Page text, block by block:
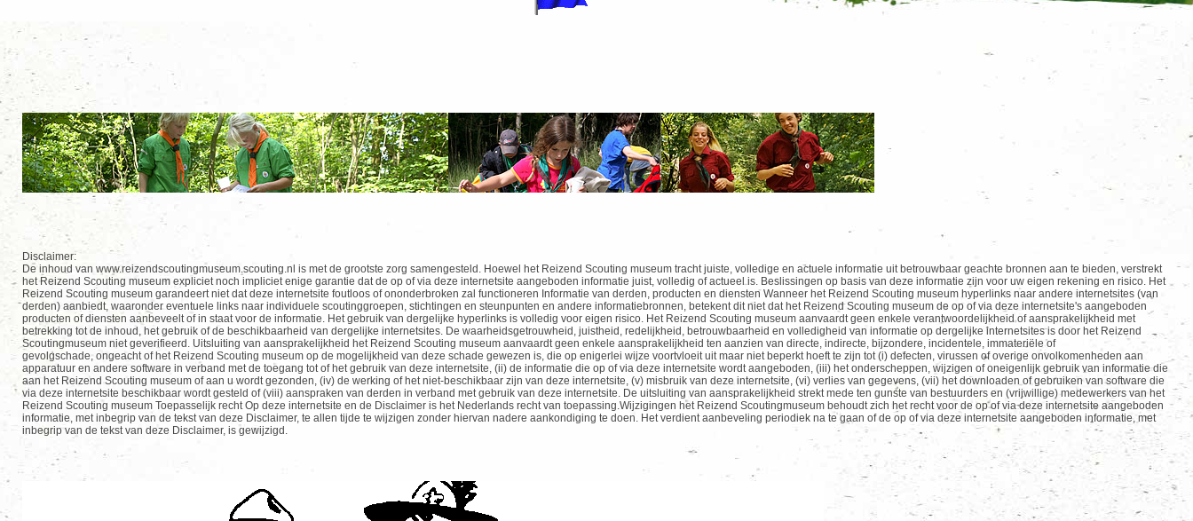
Disclaimer:
De inhoud van www.reizendscoutingmuseum.scouting.nl is met de grootste zorg samengesteld. Hoewel het Reizend Scouting museum tracht juiste, volledige en actuele informatie uit betrouwbaar geachte bronnen aan te bieden, verstrekt
het Reizend Scouting museum expliciet noch impliciet enige garantie dat de op of via deze internetsite aangeboden informatie juist, volledig of actueel is. Beslissingen op basis van deze informatie zijn voor uw eigen rekening en risico. Het
Reizend Scouting museum garandeert niet dat deze internetsite foutloos of ononderbroken zal functioneren Informatie van derden, producten en diensten Wanneer het Reizend Scouting museum hyperlinks naar andere internetsites (van
derden) aanbiedt, waaronder eventuele links naar individuele scoutinggroepen, stichtingen en steunpunten en andere informatiebronnen, betekent dit niet dat het Reizend Scouting museum de op of via deze internetsite's aangeboden
producten of diensten aanbeveelt of in staat voor de informatie. Het gebruik van dergelijke hyperlinks is volledig voor eigen risico. Het Reizend Scouting museum aanvaardt geen enkele verantwoordelijkheid of aansprakelijkheid met
betrekking tot de inhoud, het gebruik of de beschikbaarheid van dergelijke internetsites. De waarheidsgetrouwheid, juistheid, redelijkheid, betrouwbaarheid en volledigheid van informatie op dergelijke internetsites is door het Reizend
Scoutingmuseum niet geverifieerd. Uitsluiting van aansprakelijkheid het Reizend Scouting museum aanvaardt geen enkele aansprakelijkheid ten aanzien van directe, indirecte, bijzondere, incidentele, immateriële of
gevolgschade, ongeacht of het Reizend Scouting museum op de mogelijkheid van deze schade gewezen is, die op enigerlei wijze voortvloeit uit maar niet beperkt hoeft te zijn tot (i) defecten, virussen of overige onvolkomenheden aan
apparatuur en andere software in verband met de toegang tot of het gebruik van deze internetsite, (ii) de informatie die op of via deze internetsite wordt aangeboden, (iii) het onderscheppen, wijzigen of oneigenlijk gebruik van informatie die
aan het Reizend Scouting museum of aan u wordt gezonden, (iv) de werking of het niet-beschikbaar zijn van deze internetsite, (v) misbruik van deze internetsite, (vi) verlies van gegevens, (vii) het downloaden of gebruiken van software die
via deze internetsite beschikbaar wordt gesteld of (viii) aanspraken van derden in verband met gebruik van deze internetsite. De uitsluiting van aansprakelijkheid strekt mede ten gunste van bestuurders en (vrijwillige) medewerkers van het
Reizend Scouting museum Toepasselijk recht Op deze internetsite en de Disclaimer is het Nederlands recht van toepassing.Wijzigingen het Reizend Scoutingmuseum behoudt zich het recht voor de op of via deze internetsite aangeboden
informatie, met inbegrip van de tekst van deze Disclaimer, te allen tijde te wijzigen zonder hiervan nadere aankondiging te doen. Het verdient aanbeveling periodiek na te gaan of de op of via deze internetsite aangeboden informatie, met
inbegrip van de tekst van deze Disclaimer, is gewijzigd.